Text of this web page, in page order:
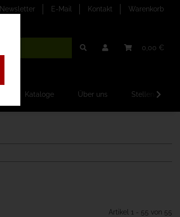
Newsletter E-Mail Kontakt Warenkorb
0,00 €
Kataloge Über uns
Artikel 1 - 55 von 55